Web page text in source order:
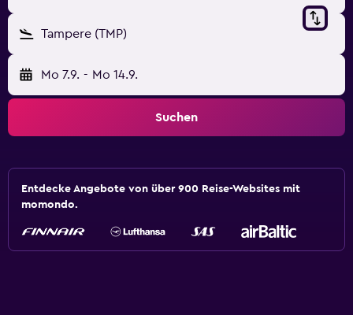
Tampere (TMP)
Mo 7.9. - Mo 14.9.
Suchen
Entdecke Angebote von über 900 Reise-Websites mit
momondo.